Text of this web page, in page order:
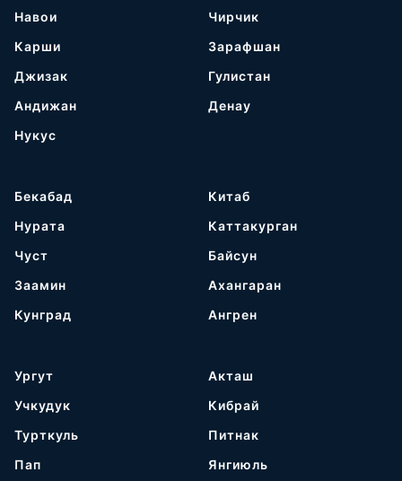
Навои
Карши
Джизак
Андижан
Нукус
Чирчик
Зарафшан
Гулистан
Денау
Бекабад
Нурата
Чуст
Заамин
Кунград
Китаб
Каттакурган
Байсун
Ахангаран
Ангрен
Ургут
Учкудук
Турткуль
Пап
Акташ
Кибрай
Питнак
Янгиюль